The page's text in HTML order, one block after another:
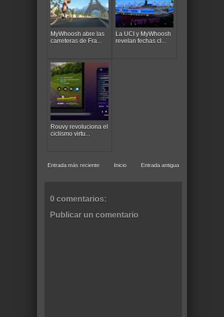
MyWhoosh abre las
carreteras de Fra...
La UCI y MyWhoosh
revelan fechas cl...
Rouvy revoluciona el
ciclismo virtu...
Entrada más reciente Entrada antigua
Inicio
0 comentarios:
Publicar un comentario